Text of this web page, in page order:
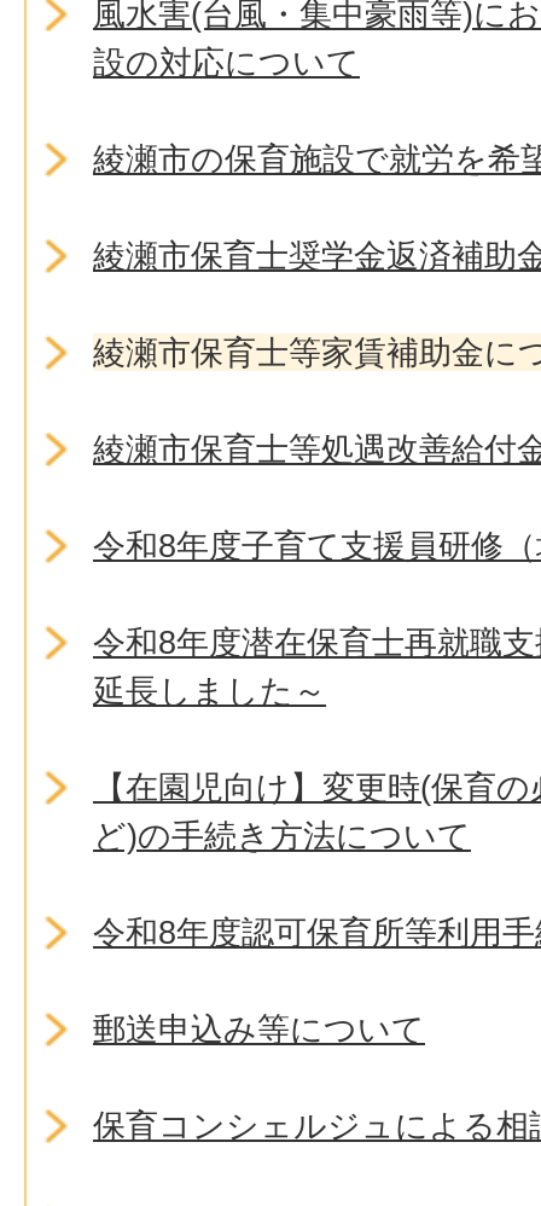
風水害(台風・集中豪雨等)に
設の対応について
綾瀬市の保育施設で就労を希
綾瀬市保育士奨学金返済補助
綾瀬市保育士等家賃補助金に
綾瀬市保育士等処遇改善給付
令和8年度子育て支援員研修
令和8年度潜在保育士再就職
延長しました～
【在園児向け】変更時(保育
ど)の手続き方法について
令和8年度認可保育所等利用
郵送申込み等について
保育コンシェルジュによる相